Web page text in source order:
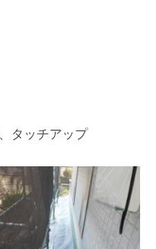
タッチアップ